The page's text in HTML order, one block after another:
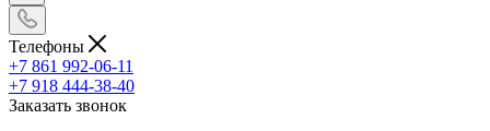
Телефоны
+7 861 992-06-11
+7 918 444-38-40
Заказать звонок